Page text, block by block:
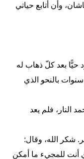
وأن أتابع حياتي
بعد كلّ ذهاب له
بالنحو الذي
النار، فلم يعد
شكر الله، وقال:
أنت للمجيء ما أمكن